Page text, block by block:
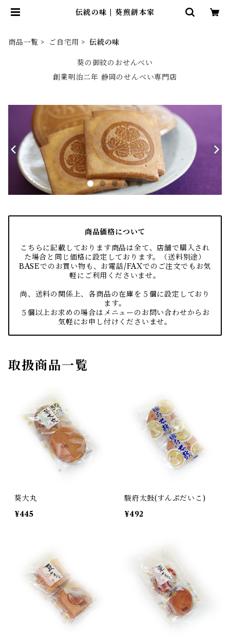
伝統の味 | 葵煎餅本家
商品一覧 ご自宅用 伝統の味
葵の御紋のおせんべい
創業明治二年 静岡のせんべい専門店
商品価格について
こちらに記載しております商品は全て、店舗で購入され
た場合と同じ価格に設定しております。（送料別途）
BASEでのお買い物も、お電話/FAXでのご注文でもお気
軽にご利用くださいませ。
尚、送料の関係上、各商品の在庫を５個に設定しており
ます。
５個以上お求めの場合はメニューのお問い合わせからお
気軽にお申し付けくださいませ。
取扱商品一覧
葵大丸
¥445
駿府太鼓(すんぷだいこ)
¥492